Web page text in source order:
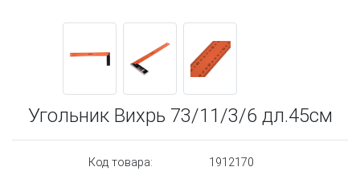
Угольник Вихрь 73/11/3/6 дл.45см
Код товара:
1912170